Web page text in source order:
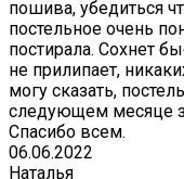
пошива, убедиться
постельное очень
постирала. Сохнет
не прилипает,
могу сказать,
следующем месяце
Спасибо всем.
06.06.2022
Наталья